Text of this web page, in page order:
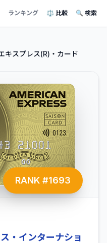
ランキング ⚖️ 比較 🔍 検索
キスプレス(R)・カード
RANK #1693
・インターナショ